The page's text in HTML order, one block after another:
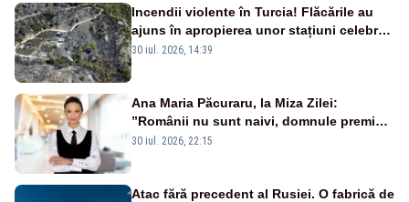
Incendii violente în Turcia! Flăcările au
ajuns în apropierea unor stațiuni celebre:
sute de persoane, evacuate
30 iul. 2026, 14:39
Ana Maria Păcuraru, la Miza Zilei:
”Românii nu sunt naivi, domnule premier
Bolojan”
30 iul. 2026, 22:15
Atac fără precedent al Rusiei. O fabrică de